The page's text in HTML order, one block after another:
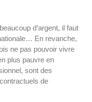
d’argent, il faut
En revanche,
ne pas pouvoir vivre
plus pauvre en
sont des
de